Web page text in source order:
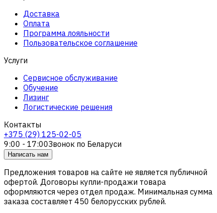
Доставка
Оплата
Программа лояльности
Пользовательское соглашение
Услуги
Сервисное обслуживание
Обучение
Лизинг
Логистические решения
Контакты
+375 (29) 125-02-05
9:00 - 17:00Звонок по Беларуси
Написать нам
Предложения товаров на сайте не является публичной
офертой. Договоры купли-продажи товара
оформляются через отдел продаж. Минимальная сумма
заказа составляет 450 белорусских рублей.